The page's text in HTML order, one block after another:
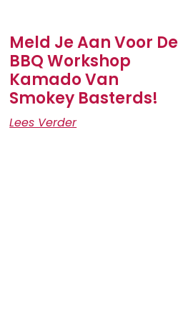
Meld Je Aan Voor De
BBQ Workshop
Kamado Van
Smokey Basterds!
Lees Verder